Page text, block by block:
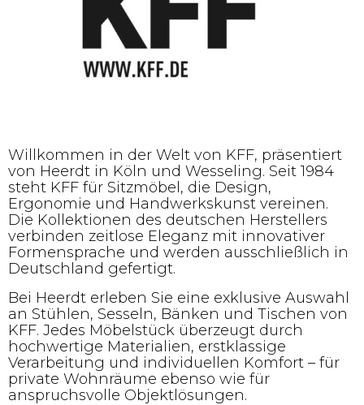
Willkommen in der Welt von KFF, präsentiert
von Heerdt in Köln und Wesseling. Seit 1984
steht KFF für Sitzmöbel, die Design,
Ergonomie und Handwerkskunst vereinen.
Die Kollektionen des deutschen Herstellers
verbinden zeitlose Eleganz mit innovativer
Formensprache und werden ausschließlich in
Deutschland gefertigt.
Bei Heerdt erleben Sie eine exklusive Auswahl
an Stühlen, Sesseln, Bänken und Tischen von
KFF. Jedes Möbelstück überzeugt durch
hochwertige Materialien, erstklassige
Verarbeitung und individuellen Komfort – für
private Wohnräume ebenso wie für
anspruchsvolle Objektlösungen.